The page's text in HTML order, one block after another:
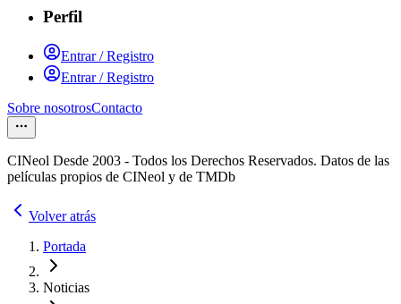
Perfil
Entrar / Registro
Entrar / Registro
Sobre nosotrosContacto
CINeol Desde 2003 - Todos los Derechos Reservados. Datos de las
películas propios de CINeol y de TMDb
Volver atrás
Portada
Noticias